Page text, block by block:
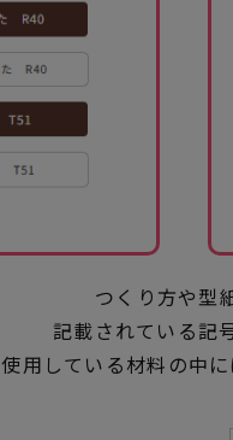
つくり方や型
記載されている記
使用している材料の中